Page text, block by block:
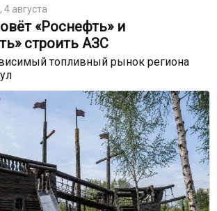
4 августа
«Роснефть» и
строить АЗС
топливный рынок региона